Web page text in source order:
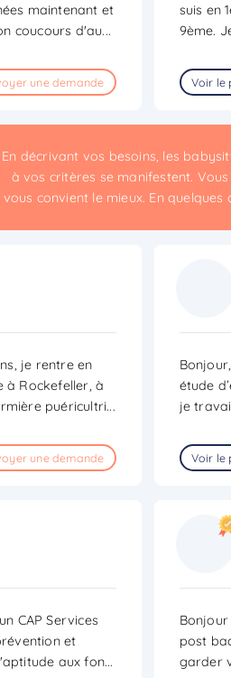
maintenant et
coucours d'au...
une demande
suis en
9ème.
Voir le
En décrivant vos besoins, les
à vos critères se manifestent. Vous
vous convient le mieux. En quelques
je rentre en
à Rockefeller, à
puéricultri...
une demande
étude
je
Voir le
CAP Services
et
aux fon...
post
garder